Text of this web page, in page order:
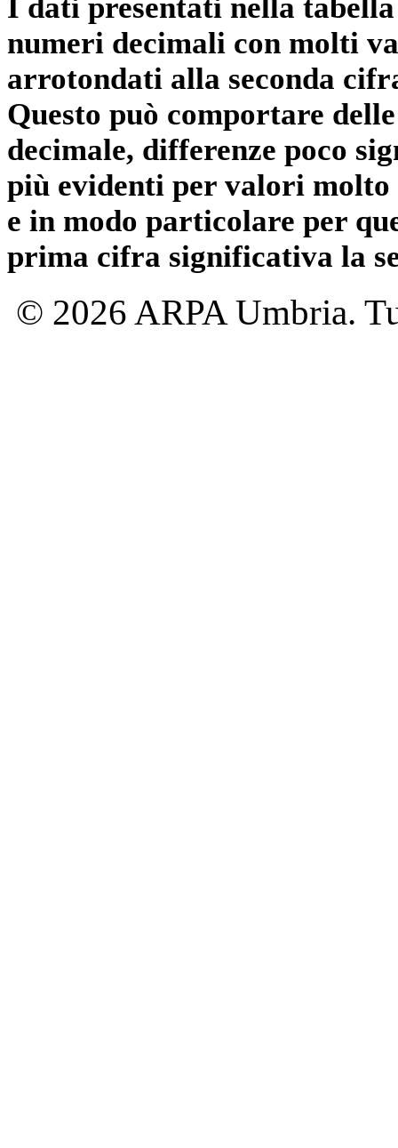
I dati presentati nella
numeri decimali con molti
arrotondati alla seconda
Questo può comportare
decimale, differenze poco
più evidenti per valori
e in modo particolare per
prima cifra significativa la
© 2026 ARPA Umbria.